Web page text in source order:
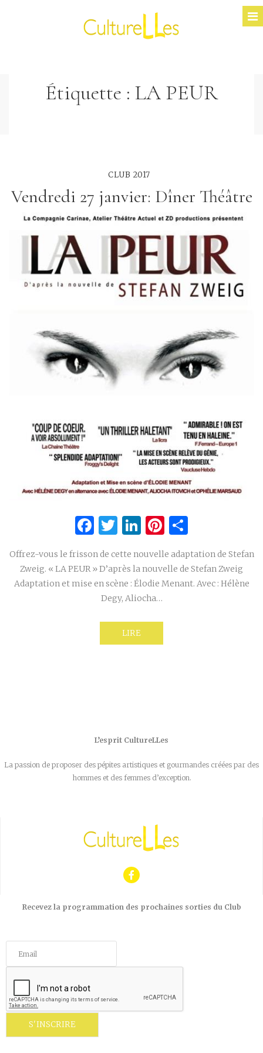
Étiquette : LA PEUR
CLUB 2017
Vendredi 27 janvier: Dîner Théâtre
Facebook
Twitter
LinkedIn
Pinterest
Offrez-vous le frisson de cette nouvelle adaptation de Stefan
Zweig. « LA PEUR » D’après la nouvelle de Stefan Zweig
Adaptation et mise en scène : Élodie Menant. Avec : Hélène
Degy, Aliocha…
LIRE
L’esprit CultureLLes
La passion de proposer des pépites artistiques et gourmandes créées par des
hommes et des femmes d’exception.
Recevez la programmation des prochaines sorties du Club